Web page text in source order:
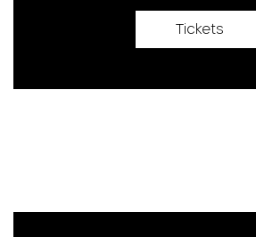
Tickets